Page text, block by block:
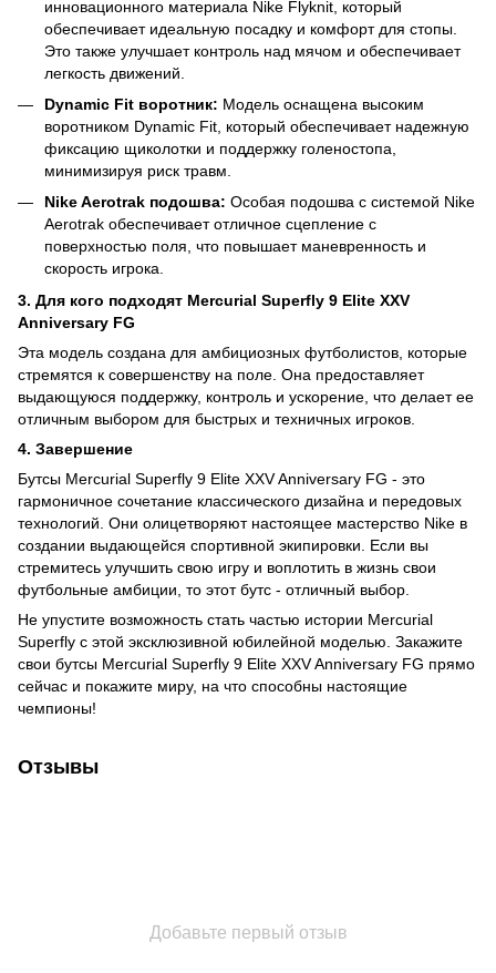
инновационного материала Nike Flyknit, который
обеспечивает идеальную посадку и комфорт для стопы.
Это также улучшает контроль над мячом и обеспечивает
легкость движений.
Dynamic Fit воротник: Модель оснащена высоким
воротником Dynamic Fit, который обеспечивает надежную
фиксацию щиколотки и поддержку голеностопа,
минимизируя риск травм.
Nike Aerotrak подошва: Особая подошва с системой Nike
Aerotrak обеспечивает отличное сцепление с
поверхностью поля, что повышает маневренность и
скорость игрока.
3. Для кого подходят Mercurial Superfly 9 Elite XXV
Anniversary FG
Эта модель создана для амбициозных футболистов, которые
стремятся к совершенству на поле. Она предоставляет
выдающуюся поддержку, контроль и ускорение, что делает ее
отличным выбором для быстрых и техничных игроков.
4. Завершение
Бутсы Mercurial Superfly 9 Elite XXV Anniversary FG - это
гармоничное сочетание классического дизайна и передовых
технологий. Они олицетворяют настоящее мастерство Nike в
создании выдающейся спортивной экипировки. Если вы
стремитесь улучшить свою игру и воплотить в жизнь свои
футбольные амбиции, то этот бутс - отличный выбор.
Не упустите возможность стать частью истории Mercurial
Superfly с этой эксклюзивной юбилейной моделью. Закажите
свои бутсы Mercurial Superfly 9 Elite XXV Anniversary FG прямо
сейчас и покажите миру, на что способны настоящие
чемпионы!
Отзывы
Добавьте первый отзыв